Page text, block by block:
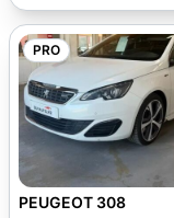
PRO
PEUGEOT 308